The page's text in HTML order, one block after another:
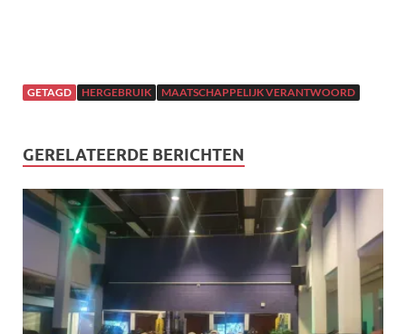
GETAGD HERGEBRUIK MAATSCHAPPELIJK VERANTWOORD
GERELATEERDE BERICHTEN